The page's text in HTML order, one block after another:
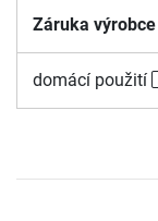
Záruka výrobce
domácí použití